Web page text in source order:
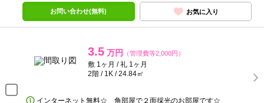
お問い合わせ(無料) お気に入り
3.5 万円 （管理費等2,000円）
敷 1ヶ月 / 礼 1ヶ月
2階 / 1K / 24.84㎡
インターネット無料☆ 角部屋で２面採光のお部屋です☆